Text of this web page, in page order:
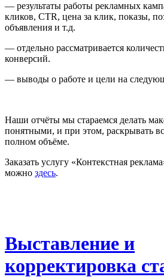
— результаты работы рекламных
кликов, CTR, цена за клик, показы,
объявления и т.д.
— отдельно рассматривается
конверсий.
— выводы о работе и цели на
Наши отчёты мы стараемся делать
понятными, и при этом, раскрывать
полном объёме.
Заказать услугу «Контекстная
можно здесь.
Выставление и
корректировка